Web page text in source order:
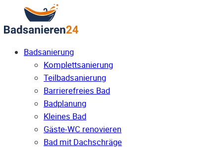
Badsanierung
Komplettsanierung
Teilbadsanierung
Barrierefreies Bad
Badplanung
Kleines Bad
Gäste-WC renovieren
Bad mit Dachschräge